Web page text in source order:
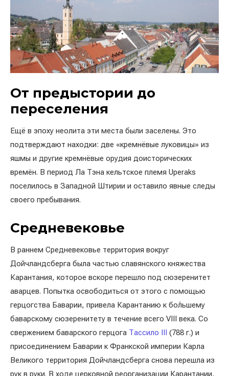
От предыстории до
переселения
Ещё в эпоху неолита эти места были заселены. Это
подтверждают находки: две «кремнёвые луковицы» из
яшмы и другие кремнёвые орудия доисторических
времён. В период Ла Тэна кельтское племя Uperaks
поселилось в Западной Штирии и оставило явные следы
своего пребывания.
Средневековье
В раннем Средневековье территория вокруг
Дойчландсберга была частью славянского княжества
Карантания, которое вскоре перешло под сюзеренитет
аварцев. Попытка освободиться от этого с помощью
герцогства Баварии, привела Карантанию к бо́льшему
баварскому сюзеренитету в течение всего VIII века. Со
свержением баварского герцога Тассило III (788 г.) и
присоединением Баварии к Франкской империи Карла
Великого территория Дойчландсберга снова перешла из
рук в руки. В ходе церковной реорганизации Карантании,